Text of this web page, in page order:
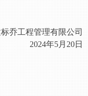
乔工程管理有限公司
2024年5月20日